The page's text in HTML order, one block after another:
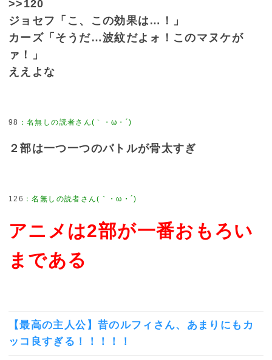
>>120
ジョセフ「こ、この効果は…！」
カーズ「そうだ…波紋だよォ！このマヌケが
ァ！」
ええよな
98
２部は一つ一つのバトルが骨太すぎ
126
アニメは2部が一番おもろい
まである
【最高の主人公】昔のルフィさん、あまりにもカ
ッコ良すぎる！！！！！